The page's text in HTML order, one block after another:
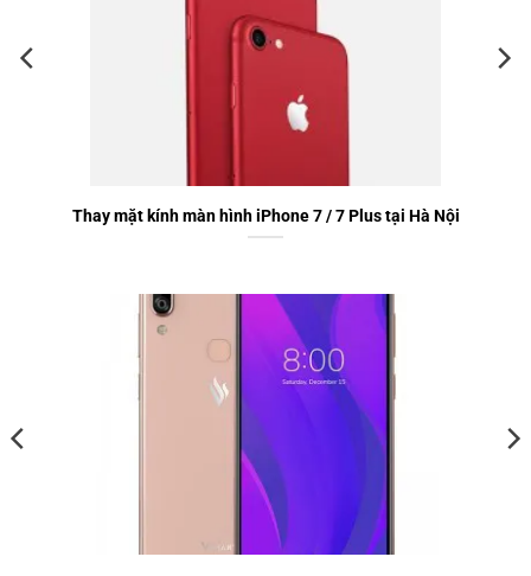
Thay mặt kính màn hình iPhone 7 / 7 Plus tại Hà Nội